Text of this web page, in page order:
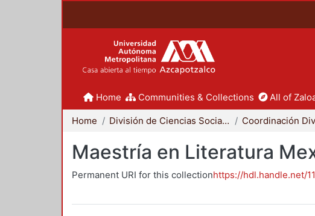
Home Communities & Collections All of
Home División de Ciencias Sociales y Humanidades
Maestría en Literatura
Permanent URI for this collectionhttps://hdl.handle.net/